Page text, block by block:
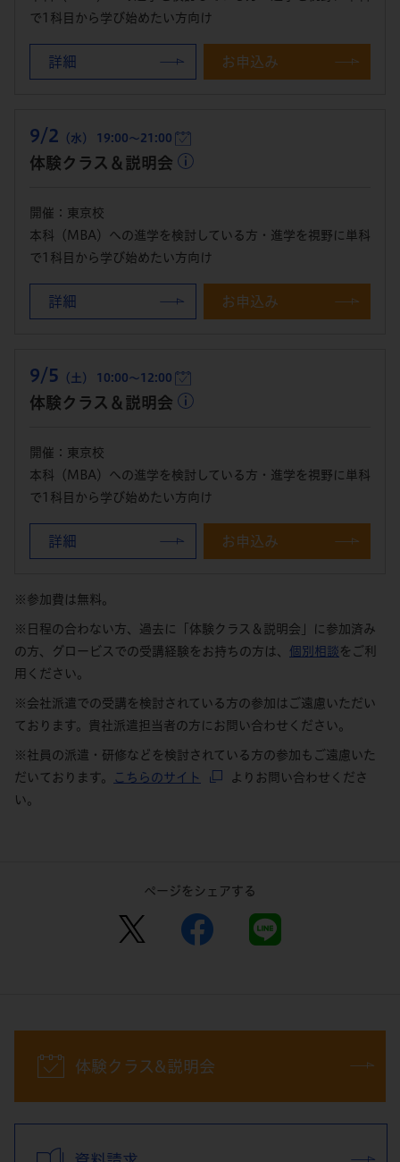
で1科目から学び始めたい方向け
詳細 お申込み
9/2 （水） 19:00～21:00
体験クラス＆説明会
開催：東京校
本科（MBA）への進学を検討している方・進学を視野に単科
で1科目から学び始めたい方向け
詳細 お申込み
9/5 （土） 10:00～12:00
体験クラス＆説明会
開催：東京校
本科（MBA）への進学を検討している方・進学を視野に単科
で1科目から学び始めたい方向け
詳細 お申込み
※参加費は無料。
※日程の合わない方、過去に「体験クラス＆説明会」に参加済み
の方、グロービスでの受講経験をお持ちの方は、 個別相談 をご利
用ください。
※会社派遣での受講を検討されている方の参加はご遠慮いただい
ております。貴社派遣担当者の方にお問い合わせください。
※社員の派遣・研修などを検討されている方の参加もご遠慮いた
だいております。
こちらのサイト
よりお問い合わせくださ
い。
ページをシェアする
体験クラス&説明会